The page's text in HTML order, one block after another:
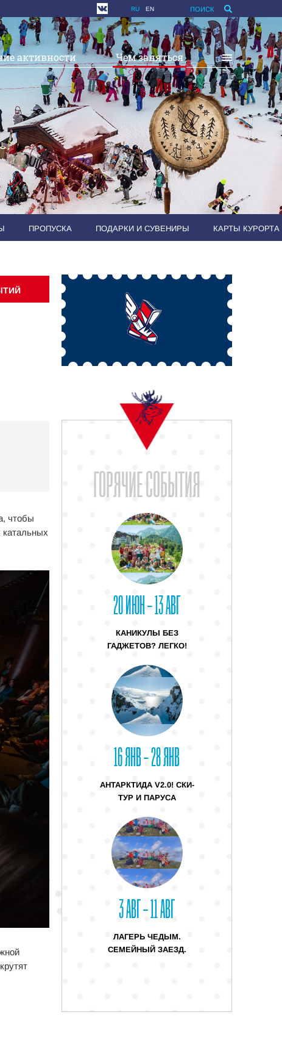
RU EN ПОИСК
активности Чем заняться
ПРОПУСКА ПОДАРКИ И СУВЕНИРЫ КАРТЫ КУРОРТА
чтобы
катальных
ГОРЯЧИЕ СОБЫТИЯ
20 ИЮН – 13 АВГ
КАНИКУЛЫ БЕЗ
ГАДЖЕТОВ? ЛЕГКО!
16 ЯНВ – 28 ЯНВ
АНТАРКТИДА V2.0! СКИ-
ТУР И ПАРУСА
3 АВГ – 11 АВГ
ЛАГЕРЬ ЧЕДЫМ.
СЕМЕЙНЫЙ ЗАЕЗД.